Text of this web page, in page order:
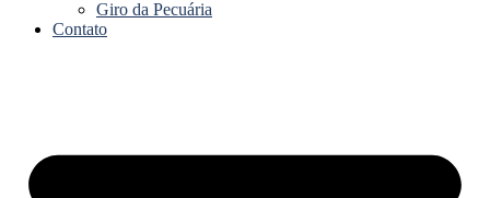
Giro da Pecuária
Contato